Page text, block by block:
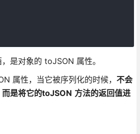
是对象的 toJSON 属性。
属性，当它被序列化的时候， 不会
是将它的toJSON 方法的返回值进